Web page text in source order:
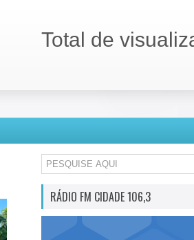
Total de
RÁDIO FM CIDADE 106,3